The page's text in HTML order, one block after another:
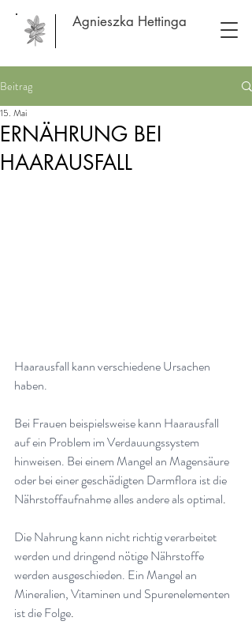
Agnieszka Hettinga
Beitrag
ERNÄHRUNG BEI
HAARAUSFALL
15. Mai
Haarausfall kann verschiedene Ursachen
haben.
Bei Frauen beispielsweise kann Haarausfall
auf ein Problem im Verdauungssystem
hinweisen. Bei einem Mangel an Magensäure
oder bei einer geschädigten Darmflora ist die
Nährstoffaufnahme alles andere als optimal.
Die Nahrung kann nicht richtig verarbeitet
werden und dringend nötige Nährstoffe
werden ausgeschieden. Ein Mangel an
Mineralien, Vitaminen und Spurenelementen
ist die Folge.